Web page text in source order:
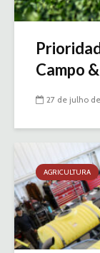
Campo
27 de julho
AGRICULTURA